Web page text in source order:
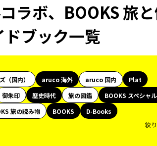
ラボ、BOOKS 旅
ブック一覧
（国内） aruco 海外 aruco 国内
Plat
御朱印 歴史時代 旅の図鑑
BOOKS スペシャ
旅の読み物 BOOKS
D-Books
絞